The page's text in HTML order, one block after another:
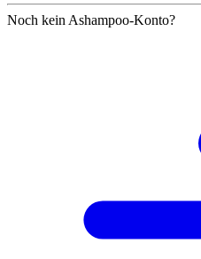
Noch kein Ashampoo-Konto?